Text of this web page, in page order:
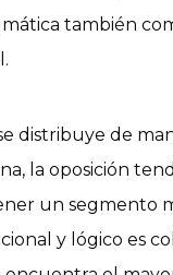
también
distribuye de
la oposición
un segmento
y lógico es